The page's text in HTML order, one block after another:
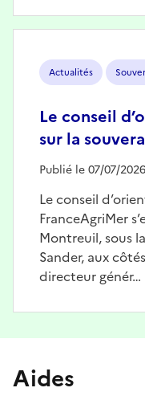
Actualités
Le conseil
sur la
Publié le 07/07/2026
Le conseil
FranceAgriMer
Montreuil, sous
Sander, aux
directeur génér…
Aides